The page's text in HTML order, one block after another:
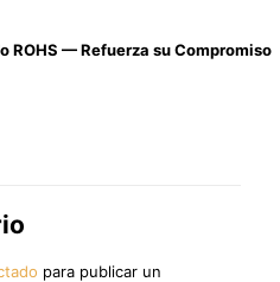
ROHS — Refuerza su Compromiso
para publicar un